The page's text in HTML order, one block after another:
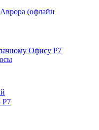
(офлайн
Офису Р7
Р7